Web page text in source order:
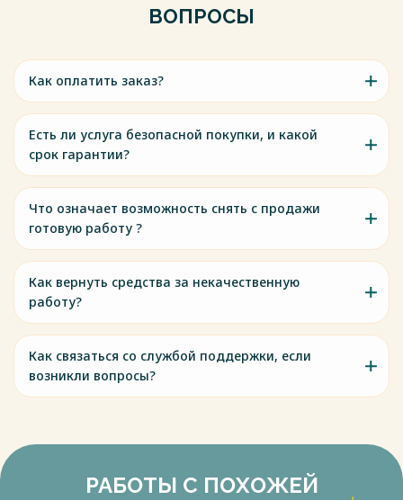
ВОПРОСЫ
Как оплатить заказ?
Есть ли услуга безопасной покупки, и какой
срок гарантии?
Что означает возможность снять с продажи
готовую работу ?
Как вернуть средства за некачественную
работу?
Как связаться со службой поддержки, если
возникли вопросы?
РАБОТЫ С ПОХОЖЕЙ